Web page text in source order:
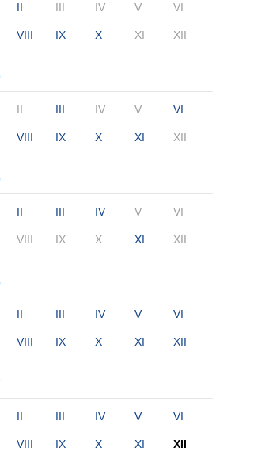
II III IV V VI
VIII IX X XI XII
II III IV V VI
VIII IX X XI XII
II III IV V VI
VIII IX X XI XII
II III IV V VI
VIII IX X XI XII
II III IV V VI
VIII IX X XI XII